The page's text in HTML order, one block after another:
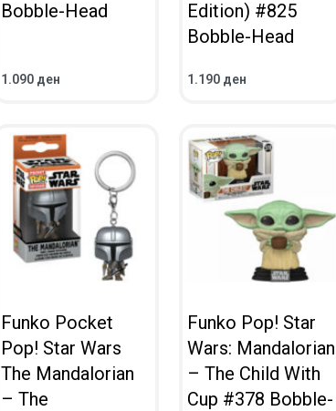
Bobble-Head
1.090 ден
ВО КОШНИЧКА
Edition) #825
Bobble-Head
1.190 ден
ВО КОШНИЧКА
Funko Pocket
Pop! Star Wars
The Mandalorian
– The
Funko Pop! Star
Wars: Mandalorian
– The Child With
Cup #378 Bobble-